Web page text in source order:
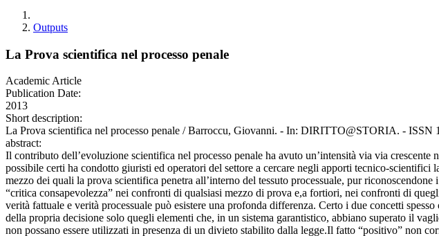
Outputs
La Prova scientifica nel processo penale
Academic Article
Publication Date:
2013
Short description:
La Prova scientifica nel processo penale / Barroccu, Giovanni. - In: DIRITTO@STORIA. - ISSN
abstract:
Il contributo dell’evoluzione scientifica nel processo penale ha avuto un’intensità via via
possibile certi ha condotto giuristi ed operatori del settore a cercare negli apporti tecnico-
mezzo dei quali la prova scientifica penetra all’interno del tessuto processuale, pur
“critica consapevolezza” nei confronti di qualsiasi mezzo di prova e,a fortiori, nei confronti di
verità fattuale e verità processuale può esistere una profonda differenza. Certo i due concetti
della propria decisione solo quegli elementi che, in un sistema garantistico, abbiano superato il
non possano essere utilizzati in presenza di un divieto stabilito dalla legge.Il fatto “positivo” non